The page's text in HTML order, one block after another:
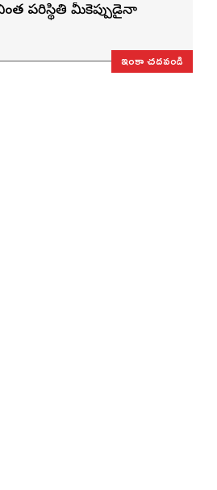
పరిస్థితి మీకెప్పుడైనా
ఇంకా చదవండి